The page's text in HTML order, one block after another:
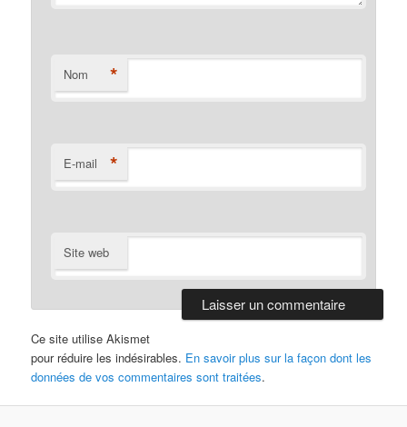
Nom *
E-mail *
Site web
Ce site utilise Akismet
pour réduire les indésirables. En savoir plus sur la façon dont les
données de vos commentaires sont traitées.